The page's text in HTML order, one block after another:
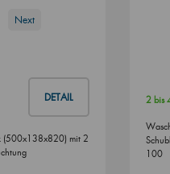
Next
DETAIL
(500x138x820) mit 2
2 bis
100